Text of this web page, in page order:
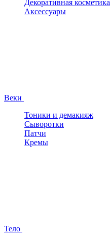
Декоративная косметика
Аксессуары
Веки
Тоники и демакияж
Сыворотки
Патчи
Кремы
Тело